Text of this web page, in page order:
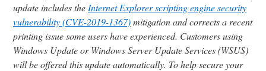
update includes the Internet Explorer scripting engine security
vulnerability (CVE-2019-1367)mitigation and corrects a recent
printing issue some users have experienced. Customers using
Windows Update or Windows Server Update Services (WSUS)
will be offered this update automatically. To help secure your